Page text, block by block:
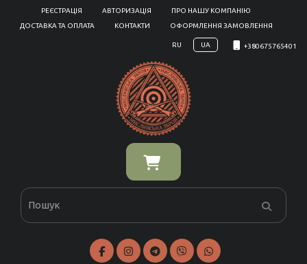
РЕЄСТРАЦІЯ АВТОРИЗАЦІЯ
ПРО НАШУ КОМПАНІЮ
ДОСТАВКА ТА ОПЛАТА
КОНТАКТИ ОФОРМЛЕННЯ ЗАМОВЛЕННЯ
RU UA +380675765401